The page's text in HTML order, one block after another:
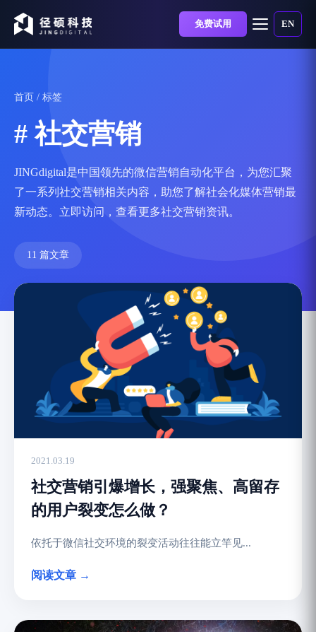
免费试用 EN
首页 / 标签
# 社交营销
JINGdigital是中国领先的微信营销自动化平台，为您汇聚
了一系列社交营销相关内容，助您了解社会化媒体营销最
新动态。立即访问，查看更多社交营销资讯。
11 篇文章
2021.03.19
社交营销引爆增长，强聚焦、高留存
的用户裂变怎么做？
依托于微信社交环境的裂变活动往往能立竿见...
阅读文章 →